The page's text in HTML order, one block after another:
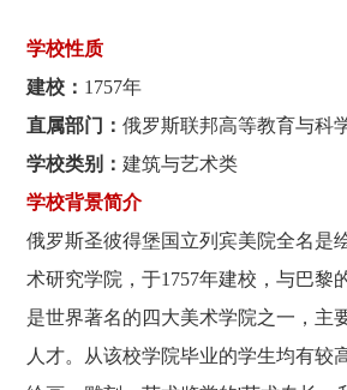
学校性质
建校： 1757年
直属部门：俄罗斯联邦高等教育与科
学校类别：建筑与艺术类
学校背景简介
俄罗斯圣彼得堡国立列宾美院全名是
术研究学院，于1757年建校，与巴黎
是世界著名的四大美术学院之一，主
人才。从该校学院毕业的学生均有较